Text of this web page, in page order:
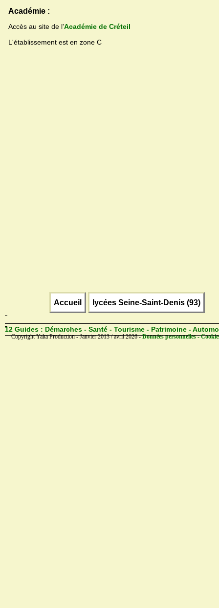
Académie :
Accès au site de l'Académie de Créteil
L'établissement est en zone C
Accueil lycées Seine-Saint-Denis (93)
12 Guides : Démarches - Santé - Tourisme - Patrimoine -
Copyright Yalta Production - Janvier 2013 / avril 2026 -Données personnelles -